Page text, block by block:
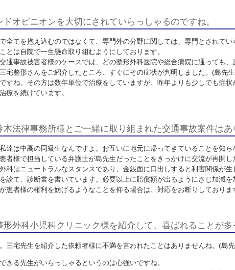
医療的な部分以外でも、交通事故被害者様をサポー
か。
交通事故に遭ってうつ病になられる患者様もいらっしゃいます。
し、ただ症状だけをみて紹介するとなると患者様も受け止めづ
います。精神科医のみならず、専門家にご紹介することは重要
ます。
セカンドオピニオンを大切にされていらっしゃるの
自院で全てを抱え込むのではなくて、専門外の分野に関しては
来ることは自院で一生懸命取り組むようにしております。
ある交通事故被害者様のケースでは、どの整形外科医院や総合
で、三宅整形さんをご紹介したところ、すぐにその症状が判明し